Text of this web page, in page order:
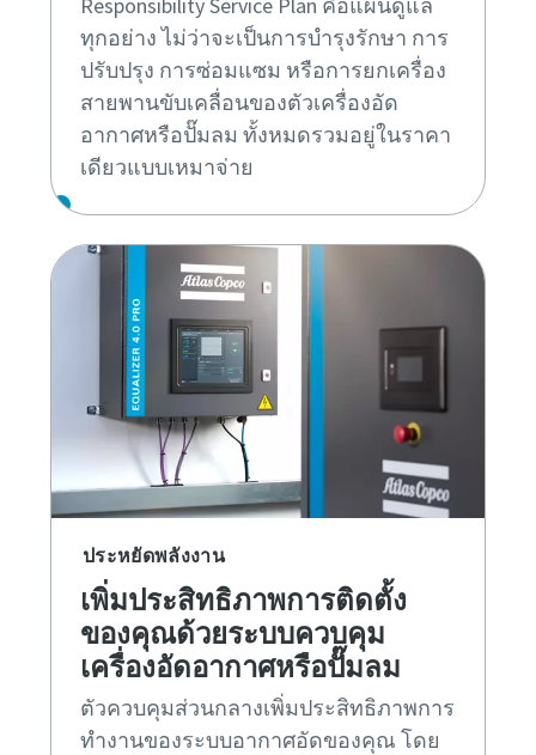
ทุกอย่าง ไม่ว่าจะเป็นการบำรุงรักษา การ
ปรับปรุง การซ่อมแซม หรือการยกเครื่อง
สายพานขับเคลื่อนของตัวเครื่องอัด
อากาศหรือปั๊มลม ทั้งหมดรวมอยู่ในราคา
เดียวแบบเหมาจ่าย
ประหยัดพลังงาน
เพิ่มประสิทธิภาพการติดตั้ง
ของคุณด้วยระบบควบคุม
เครื่องอัดอากาศหรือปั๊มลม
ตัวควบคุมส่วนกลางเพิ่มประสิทธิภาพการ
ทำงานของระบบอากาศอัดของคุณ โดย